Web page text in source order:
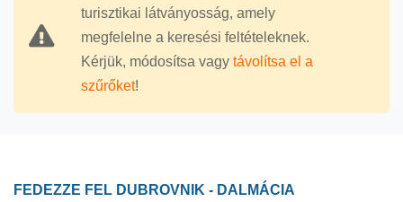
turisztikai látványosság, amely
megfelelne a keresési feltételeknek.
Kérjük, módosítsa vagy távolítsa el a
szűrőket!
FEDEZZE FEL DUBROVNIK - DALMÁCIA